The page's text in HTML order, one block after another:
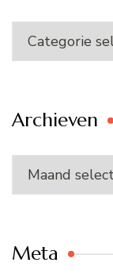
Categorieën
Archieven
Archieven
Meta